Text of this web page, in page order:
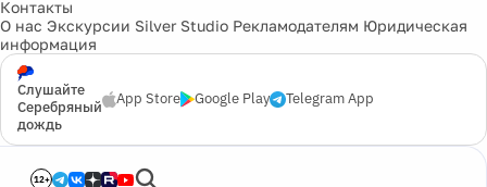
Контакты
О нас Экскурсии Silver Studio Рекламодателям Юридическая
информация
Слушайте
Серебряный
дождь
App Store Google Play Telegram App
12+